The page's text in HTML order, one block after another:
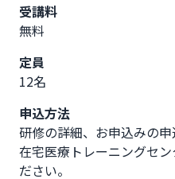
受講料
無料
定員
12名
申込方法
研修の詳細、お申込みの
在宅医療トレーニングセ